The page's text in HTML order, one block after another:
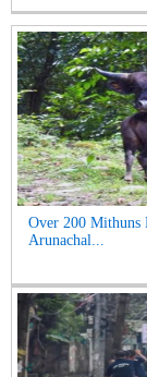
Over 200 Mithuns
Arunachal...